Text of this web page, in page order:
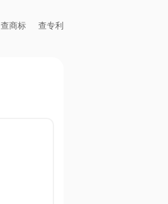
查商标 查专利